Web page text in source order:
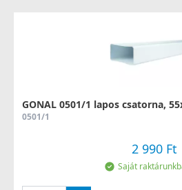
GONAL 0501/1 lapos csatorna,
0501/1
2 990 Ft
Saját